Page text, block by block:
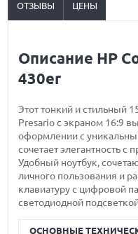
ОТЗЫВЫ ЦЕНЫ
Описание HP
430er
Этот тонкий и стильный
Presario с экраном 16:9
оформлении с
сочетает элегантность с
Удобный ноутбук,
личного пользования и
клавиатуру с цифровой
светодиодной
ОСНОВНЫЕ